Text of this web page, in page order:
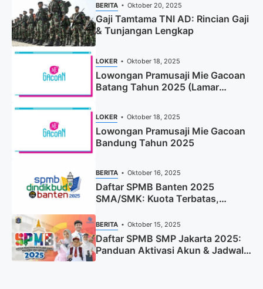
BERITA Oktober 20, 2025
Gaji Tamtama TNI AD: Rincian Gaji
& Tunjangan Lengkap
LOKER Oktober 18, 2025
Lowongan Pramusaji Mie Gacoan
Batang Tahun 2025 (Lamar
LOKER Oktober 18, 2025
Lowongan Pramusaji Mie Gacoan
Bandung Tahun 2025
BERITA Oktober 16, 2025
Daftar SPMB Banten 2025
SMA/SMK: Kuota Terbatas,
BERITA Oktober 15, 2025
Daftar SPMB SMP Jakarta 2025:
Panduan Aktivasi Akun & Jadwal
Lengkap